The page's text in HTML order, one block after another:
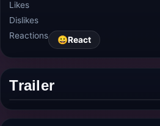
Likes
Dislikes
Reactions
😀React
Trailer